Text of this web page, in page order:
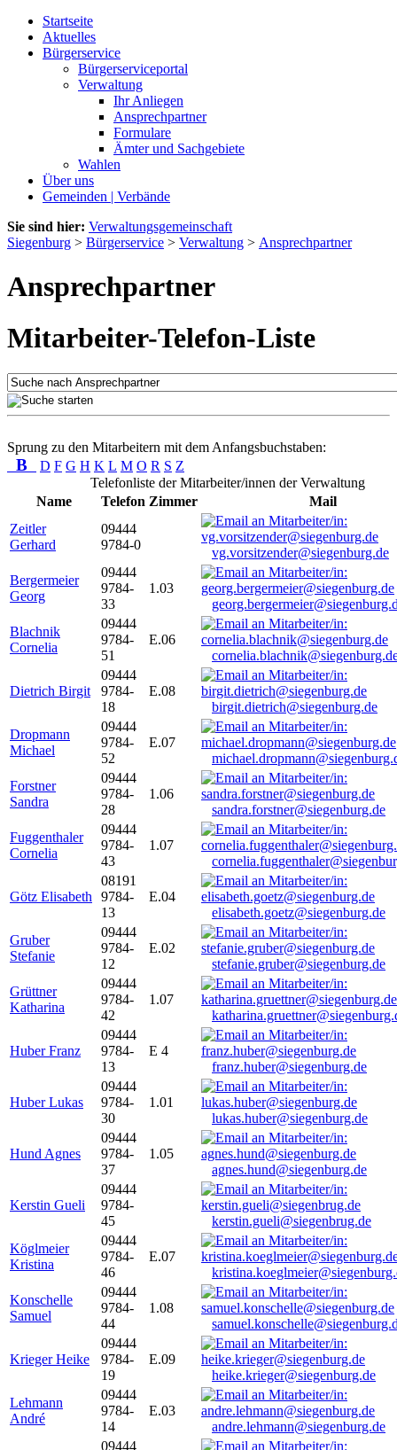
Startseite
Aktuelles
Bürgerservice
Bürgerserviceportal
Verwaltung
Ihr Anliegen
Ansprechpartner
Formulare
Ämter und Sachgebiete
Wahlen
Über uns
Gemeinden | Verbände
Sie sind hier: Verwaltungsgemeinschaft
Siegenburg > Bürgerservice > Verwaltung > Ansprechpartner
Ansprechpartner
Mitarbeiter-Telefon-Liste
Sprung zu den Mitarbeitern mit dem Anfangsbuchstaben:
B D F G H K L M O R S Z
Telefonliste der Mitarbeiter/innen der Verwaltung
Name
Telefon Zimmer
Mail
Zeitler
Gerhard
09444
9784-0
vg.vorsitzender@siegenburg.de
Bergermeier
Georg
09444
9784-
33
1.03
Blachnik
Cornelia
09444
9784-
51
E.06
Dietrich Birgit
09444
9784-
18
E.08
birgit.dietrich@siegenburg.de
Dropmann
Michael
09444
9784-
52
E.07
Forstner
Sandra
09444
9784-
28
1.06
sandra.forstner@siegenburg.de
Fuggenthaler
Cornelia
09444
9784-
43
1.07
Götz Elisabeth
08191
9784-
13
E.04
elisabeth.goetz@siegenburg.de
Gruber
Stefanie
09444
9784-
12
E.02
stefanie.gruber@siegenburg.de
Grüttner
Katharina
09444
9784-
42
1.07
Huber Franz
09444
9784-
13
E 4
franz.huber@siegenburg.de
Huber Lukas
09444
9784-
30
1.01
lukas.huber@siegenburg.de
Hund Agnes
09444
9784-
37
1.05
agnes.hund@siegenburg.de
Kerstin Gueli
09444
9784-
45
kerstin.gueli@siegenbrug.de
Köglmeier
Kristina
09444
9784-
46
E.07
Konschelle
Samuel
09444
9784-
44
1.08
Krieger Heike
09444
9784-
19
E.09
heike.krieger@siegenburg.de
Lehmann
André
09444
9784-
14
E.03
andre.lehmann@siegenburg.de
09444